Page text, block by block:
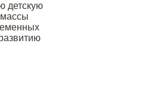
детскую
массы